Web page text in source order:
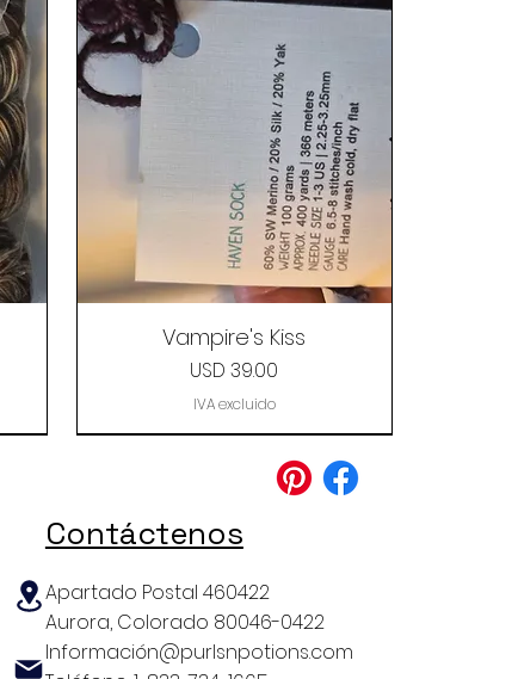
Vampire's Kiss
Precio
USD 39.00
IVA excluido
Contáctenos
Apartado Postal 460422
Aurora, Colorado 80046-0422
Información@purlsnpotions.com